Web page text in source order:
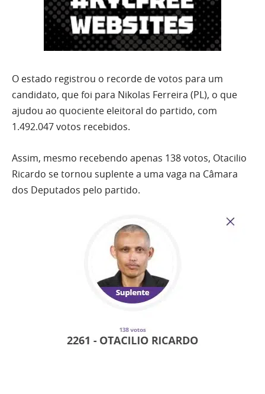
O estado registrou o recorde de votos para um
candidato, que foi para Nikolas Ferreira (PL), o que
ajudou ao quociente eleitoral do partido, com
1.492.047 votos recebidos.
Assim, mesmo recebendo apenas 138 votos, Otacilio
Ricardo se tornou suplente a uma vaga na Câmara
dos Deputados pelo partido.